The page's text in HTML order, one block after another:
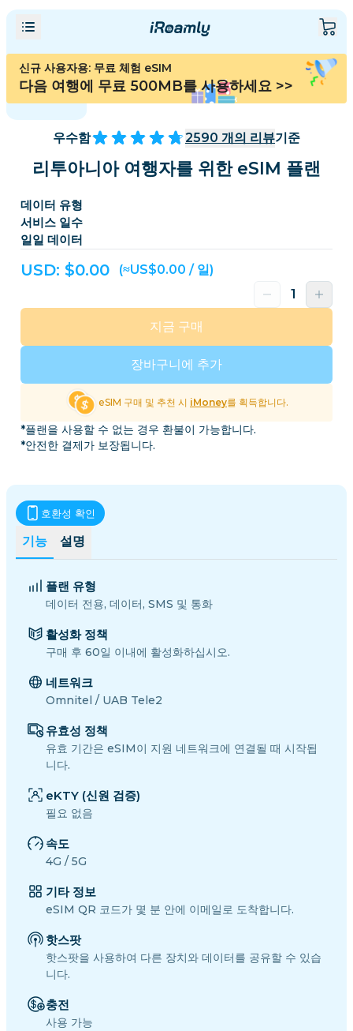
신규 사용자용: 무료 체험 eSIM
다음 여행에 무료 500MB를 사용하세요 >>
우수함 2590 개의 리뷰기준
리투아니아 여행자를 위한 eSIM 플랜
데이터 유형
서비스 일수
일일 데이터
USD: $0.00 (≈US$0.00 / 일)
장바구니에 추가
지금 구매
eSIM 구매 및 추천 시 iMoney를 획득합니다.
*플랜을 사용할 수 없는 경우 환불이 가능합니다.
*안전한 결제가 보장됩니다.
기능 설명
호환성 확인
플랜 유형
데이터 전용, 데이터, SMS 및 통화
활성화 정책
구매 후 60일 이내에 활성화하십시오.
네트워크
Omnitel / UAB Tele2
유효성 정책
유효 기간은 eSIM이 지원 네트워크에 연결될 때 시작됩
니다.
eKTY (신원 검증)
필요 없음
속도
4G / 5G
기타 정보
eSIM QR 코드가 몇 분 안에 이메일로 도착합니다.
핫스팟
핫스팟을 사용하여 다른 장치와 데이터를 공유할 수 있습
니다.
충전
사용 가능